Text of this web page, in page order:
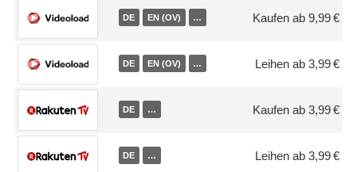
DE EN (OV) … Kaufen ab 9,99 €
DE EN (OV) … Leihen ab 3,99 €
DE … Kaufen ab 3,99 €
DE … Leihen ab 3,99 €